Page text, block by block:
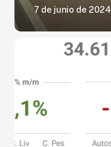
7 de junio de 2024